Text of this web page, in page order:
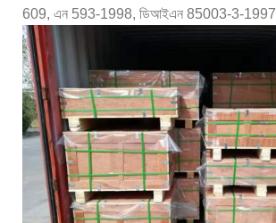
609, এন 593-1998, ডিআইএন 85003-3-1997